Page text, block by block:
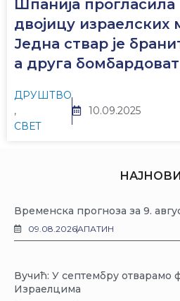
Шпанија
двојицу израелских
Једна ствар је
а друга
ДРУШТВО
,
СВЕТ
10.09.2025
Временска прогноза за 9.
09.08.2026АПАТИН
Вучић: У септембру отварамо
Израелцима